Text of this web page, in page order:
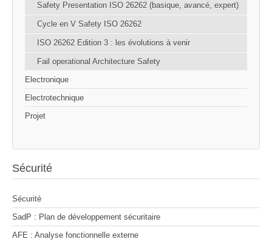
Safety Presentation ISO 26262 (basique, avancé, expert)
Cycle en V Safety ISO 26262
ISO 26262 Edition 3 : les évolutions à venir
Fail operational Architecture Safety
Electronique
Electrotechnique
Projet
Sécurité
Sécurité
SadP : Plan de développement sécuritaire
AFE : Analyse fonctionnelle externe